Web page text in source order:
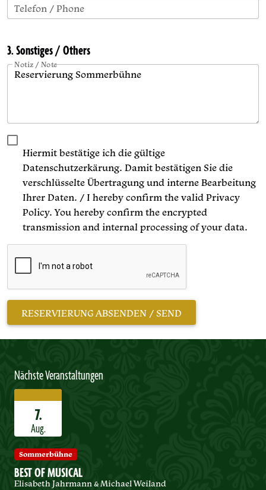
Telefon / Phone
3. Sonstiges / Others
Notiz / Note
Hiermit bestätige ich die gültige
Datenschutzerkärung. Damit bestätigen Sie die
verschlüsselte Übertragung und interne Bearbeitung
Ihrer Daten. / I hereby confirm the valid Privacy
Policy. You hereby confirm the encrypted
transmission and internal processing of your data.
Nächste Veranstaltungen
7.
Aug.
Sommerbühne
BEST OF MUSICAL
Elisabeth Jahrmann & Michael Weiland